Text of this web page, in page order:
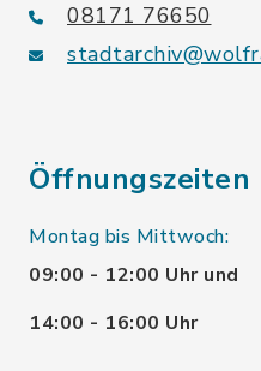
08171 76650
Öffnungszeiten
Montag bis Mittwoch:
09:00 - 12:00 Uhr und
14:00 - 16:00 Uhr